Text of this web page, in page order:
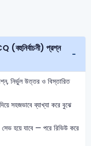
নির্ভুল উত্তর ও বিস্তারিত
সহজভাবে ব্যাখ্যা করে বুঝে
হয়ে যাবে — পরে রিভিউ করে